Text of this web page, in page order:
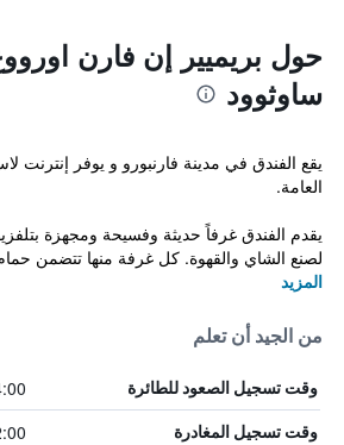
حول بريميير إن فارن
ساوثوود
يقع الفندق في مدينة فارنبورو و يوفر إنترنت
العامة.
يقدم الفندق غرفاً حديثة وفسيحة ومجهزة
لصنع الشاي والقهوة. كل غرفة منها تتضمن
المزيد
من الجيد أن تعلم
وقت تسجيل الصعود للطائرة
وقت تسجيل المغادرة